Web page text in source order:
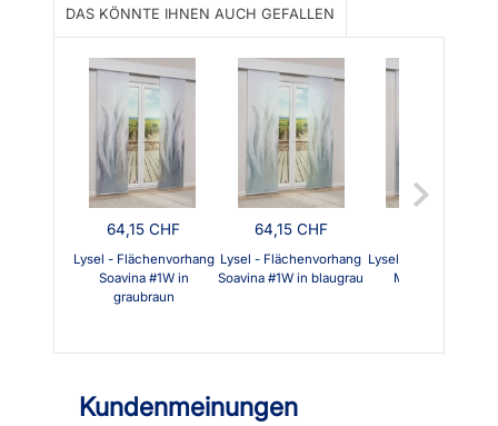
DAS KÖNNTE IHNEN AUCH GEFALLEN
64,15 CHF
Lysel - Flächenvorhang
Soavina #1W in
graubraun
64,15 CHF
Lysel - Flächenvorhang
Soavina #1W in blaugrau
Lysel -
Mahabo #1W in
Kundenmeinungen